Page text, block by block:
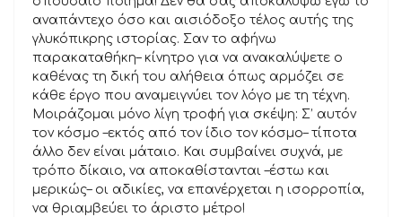
αναπάντεχο όσο και αισιόδοξο τέλος αυτής της
γλυκόπικρης ιστορίας. Σαν το αφήνω
παρακαταθήκη– κίνητρο για να ανακαλύψετε ο
καθένας τη δική του αλήθεια όπως αρμόζει σε
κάθε έργο που αναμειγνύει τον λόγο με τη τέχνη.
Μοιράζομαι μόνο λίγη τροφή για σκέψη: Σ’ αυτόν
τον κόσμο –εκτός από τον ίδιο τον κόσμο– τίποτα
άλλο δεν είναι μάταιο. Και συμβαίνει συχνά, με
τρόπο δίκαιο, να αποκαθίστανται –έστω και
μερικώς– οι αδικίες, να επανέρχεται η ισορροπία,
να θριαμβεύει το άριστο μέτρο!